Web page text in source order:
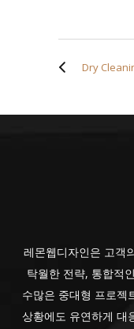
Dry
레몬웹디자인은 고객
탁월한 전략, 통합적
수많은 중대형 프로젝
상황에도 유연하게 대